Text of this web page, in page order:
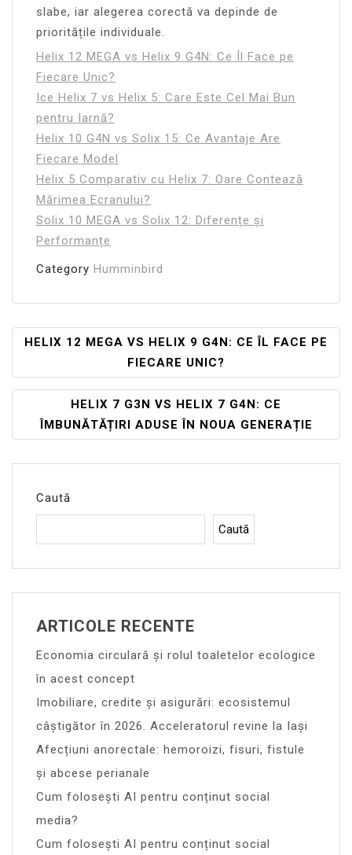
slabe, iar alegerea corectă va depinde de
prioritățile individuale.
Helix 12 MEGA vs Helix 9 G4N: Ce Îl Face pe
Fiecare Unic?
Ice Helix 7 vs Helix 5: Care Este Cel Mai Bun
pentru Iarnă?
Helix 10 G4N vs Solix 15: Ce Avantaje Are
Fiecare Model
Helix 5 Comparativ cu Helix 7: Oare Contează
Mărimea Ecranului?
Solix 10 MEGA vs Solix 12: Diferențe și
Performanțe
Category Humminbird
Navigare
În
Articole
HELIX 12 MEGA VS HELIX 9 G4N: CE ÎL FACE PE
FIECARE UNIC?
HELIX 7 G3N VS HELIX 7 G4N: CE
ÎMBUNĂTĂȚIRI ADUSE ÎN NOUA GENERAȚIE
Caută
Caută
ARTICOLE RECENTE
Economia circulară și rolul toaletelor ecologice
în acest concept
Imobiliare, credite și asigurări: ecosistemul
câștigător în 2026. Acceleratorul revine la Iași
Afecțiuni anorectale: hemoroizi, fisuri, fistule
și abcese perianale
Cum folosești AI pentru conținut social
media?
Cum folosești AI pentru conținut social